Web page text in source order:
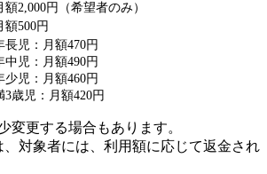
額2,000円（希望者のみ）
額500円
長児：月額470円
中児：月額490円
少児：月額460円
3歳児：月額420円
変更する場合もあります。
対象者には、利用額に応じて返金され